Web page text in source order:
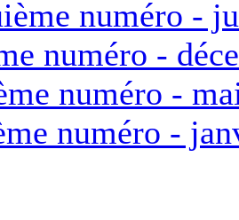
numéro -
numéro -
numéro -
numéro -